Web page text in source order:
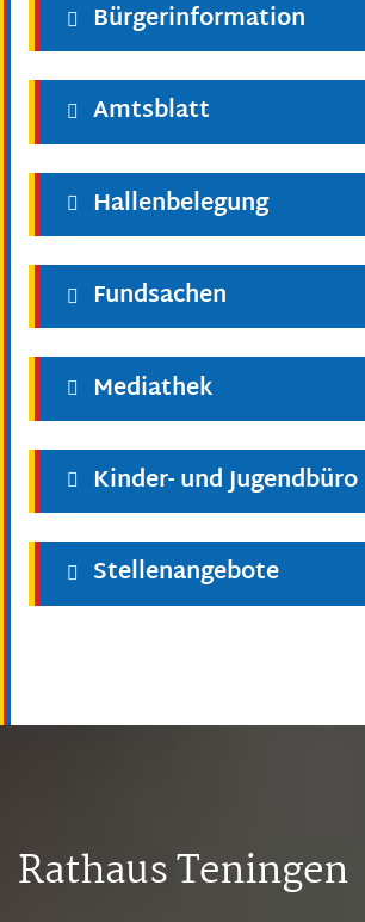
Bürgerinformation
Amtsblatt
Hallenbelegung
Fundsachen
Mediathek
Kinder- und Jugendbüro
Stellenangebote
Rathaus Teningen